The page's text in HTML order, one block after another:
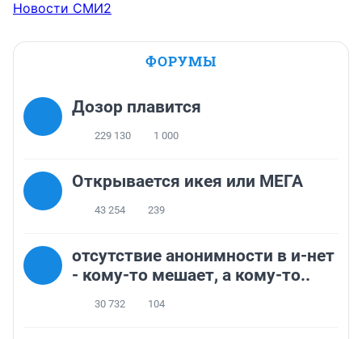
Новости СМИ2
ФОРУМЫ
Дозор плавится
229 130 1 000
Открывается икея или МЕГА
43 254 239
отсутствие анонимности в и-нет
- кому-то мешает, а кому-то..
30 732 104